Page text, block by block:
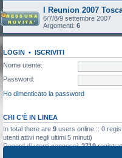
I Reunion 2007
6/7/8/9 settembre 2007
Argomenti: 6
LOGIN • ISCRIVITI
Nome utente:
Password:
Ho dimenticato la password
CHI C’È IN LINEA
In total there are 9 users online :: 0
utenti attivi negli ultimi 5 minuti)
Record di utenti connessi:2719